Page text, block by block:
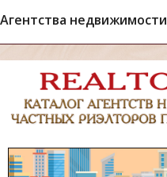
Агентства недвижимости